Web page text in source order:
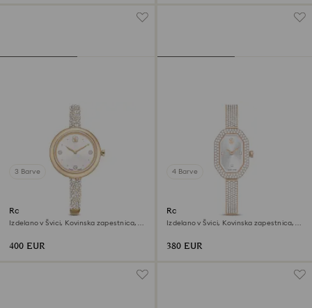
3 Barve
Ročna ura Sublima bangle
Izdelano v Švici, Kovinska zapestnica,
400 EUR
4 Barve
Ročna ura Dextera bangle
Izdelano v Švici, Kovinska zapestnica,
380 EUR